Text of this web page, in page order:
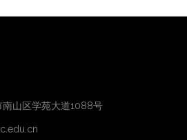
山区学苑大道1088号